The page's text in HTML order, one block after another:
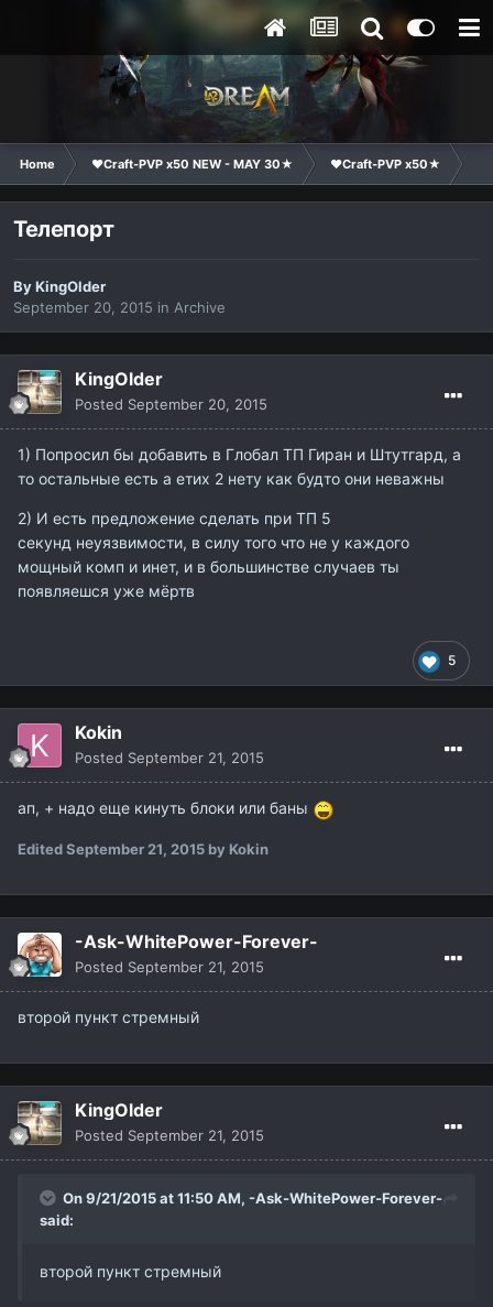
Home ❤Craft-PVP x50 NEW - MAY 30★ ❤Craft-PVP x50★
Телепорт
ByKingOlder
September 20, 2015 in Archive
KingOlder
Posted September 20, 2015
1) Попросил бы добавить в Глобал ТП Гиран и Штутгард, а
то остальные есть а етих 2 нету как будто они неважны
2) И есть предложение сделать при ТП 5
секунд неуязвимости, в силу того что не у каждого
мощный комп и инет, и в большинстве случаев ты
появляешся уже мёртв
5
Kokin
Posted September 21, 2015
ап, + надо еще кинуть блоки или баны
EditedSeptember 21, 2015 by Kokin
-Ask-WhitePower-Forever-
Posted September 21, 2015
второй пункт стремный
KingOlder
Posted September 21, 2015
On 9/21/2015 at 11:50 AM, -Ask-WhitePower-Forever-
said:
второй пункт стремный